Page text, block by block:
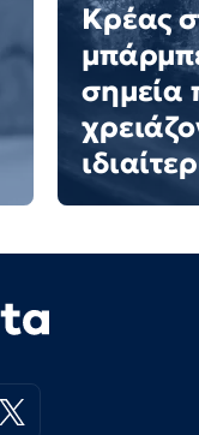
Κρέας
σημεία